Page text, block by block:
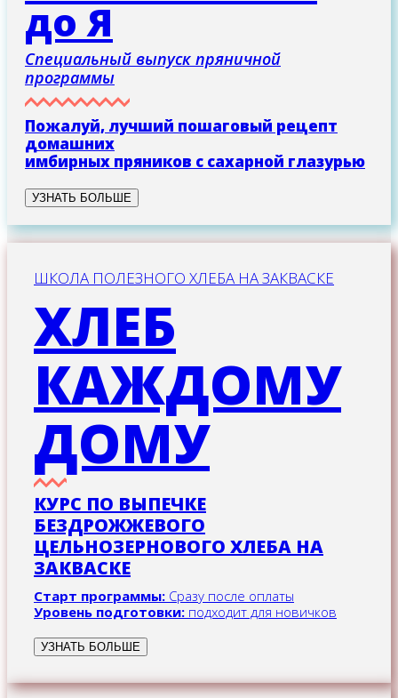
до Я
Специальный выпуск пряничной
программы
Пожалуй, лучший пошаговый рецепт
домашних
имбирных пряников с сахарной глазурью
УЗНАТЬ БОЛЬШЕ
ШКОЛА ПОЛЕЗНОГО ХЛЕБА НА ЗАКВАСКЕ
ХЛЕБ
КАЖДОМУ
ДОМУ
КУРС ПО ВЫПЕЧКЕ
БЕЗДРОЖЖЕВОГО
ЦЕЛЬНОЗЕРНОВОГО ХЛЕБА НА
ЗАКВАСКЕ
Старт программы: Сразу после оплаты
Уровень подготовки: подходит для новичков
УЗНАТЬ БОЛЬШЕ